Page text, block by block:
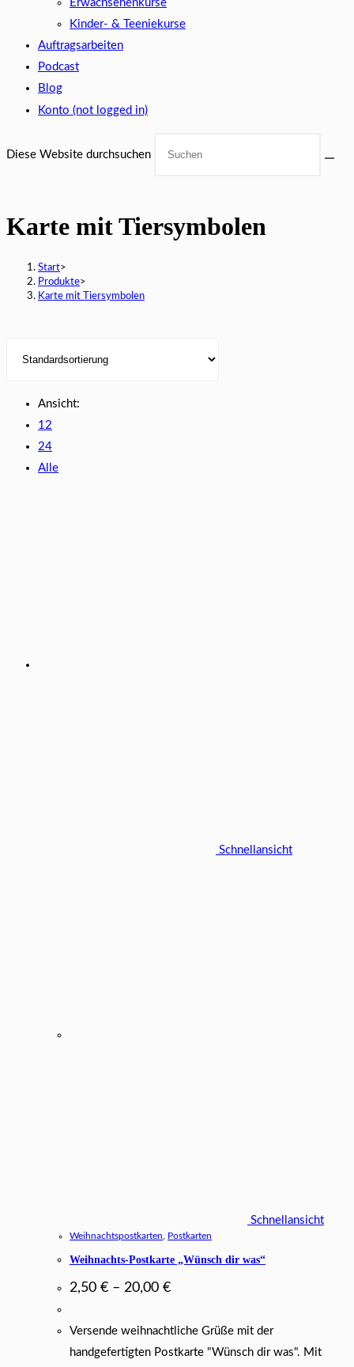
Erwachsenenkurse
Kinder- & Teeniekurse
Auftragsarbeiten
Podcast
Blog
Konto (not logged in)
Diese Website durchsuchen
Karte mit Tiersymbolen
Start>
Produkte>
Karte mit Tiersymbolen
Ansicht:
12
24
Alle
Schnellansicht
Schnellansicht
Weihnachtspostkarten Postkarten
Weihnachts-Postkarte „Wünsch dir was“
2,50 € – 20,00 €
Versende weihnachtliche Grüße mit der
handgefertigten Postkarte "Wünsch dir was". Mit